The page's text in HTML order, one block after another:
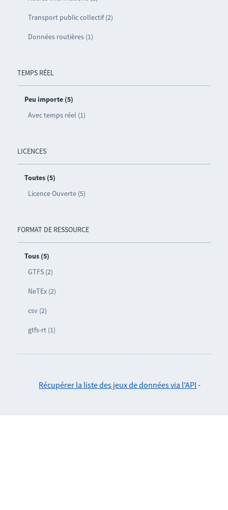
Transport public collectif (2)
Données routières (1)
TEMPS RÉEL
Peu importe (5)
Avec temps réel (1)
LICENCES
Toutes (5)
Licence Ouverte (5)
FORMAT DE RESSOURCE
Tous (5)
GTFS (2)
NeTEx (2)
csv (2)
gtfs-rt (1)
Récupérer la liste des jeux de données via l'API -